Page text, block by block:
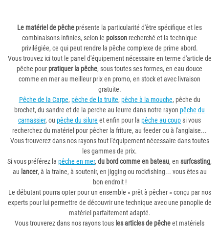
Le matériel de pêche présente la particularité d'être spécifique et les
combinaisons infinies, selon le poisson recherché et la technique
privilégiée, ce qui peut rendre la pêche complexe de prime abord.
Vous trouvez ici tout le panel d'équipement nécessaire en terme d'article de
pêche pour pratiquer la pêche, sous toutes ses formes, en eau douce
comme en mer au meilleur prix en promo, en stock et avec livraison
gratuite.
Pêche de la Carpe, pêche de la truite, pêche à la mouche, pêche du
brochet, du sandre et de la perche au leurre dans notre rayon pêche du
carnassier, ou pêche du silure et enfin pour la pêche au coup si vous
recherchez du matériel pour pêcher la friture, au feeder ou à l'anglaise...
Vous trouverez dans nos rayons tout l'équipement nécessaire dans toutes
les gammes de prix.
Si vous préférez la pêche en mer, du bord comme en bateau, en surfcasting,
au lancer, à la traine, à soutenir, en jigging ou rockfishing... vous êtes au
bon endroit !
Le débutant pourra opter pour un ensemble « prêt à pêcher » conçu par nos
experts pour lui permettre de découvrir une technique avec une panoplie de
matériel parfaitement adapté.
Vous trouverez dans nos rayons tous les articles de pêcheet matériels